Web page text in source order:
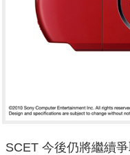
SCET 今後仍將繼續